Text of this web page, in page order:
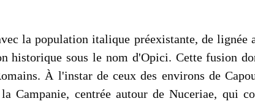
la population italique préexistante, de lignée
historique sous le nom d'Opici. Cette fusion
À l'instar de ceux des environs de
Campanie, centrée autour de Nuceriae, qui